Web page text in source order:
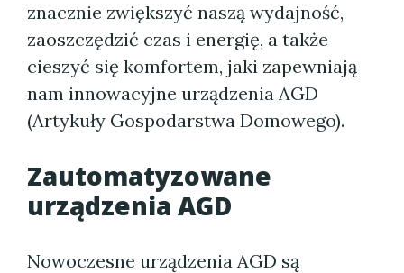
znacznie zwiększyć naszą wydajność,
zaoszczędzić czas i energię, a także
cieszyć się komfortem, jaki zapewniają
nam innowacyjne urządzenia AGD
(Artykuły Gospodarstwa Domowego).
Zautomatyzowane
urządzenia AGD
Nowoczesne urządzenia AGD są